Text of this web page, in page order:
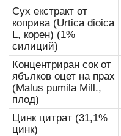
Сух екстракт от
коприва (Urtica dioica
L, корен) (1%
силиций)
Концентриран сок от
ябълков оцет на прах
(Malus pumila Mill.,
плод)
Цинк цитрат (31,1%
цинк)